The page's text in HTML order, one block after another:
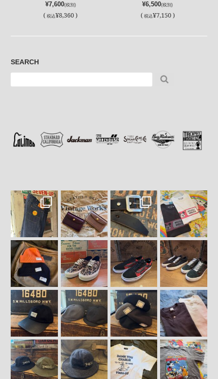
¥7,600(税別)
(税込¥8,360 )
¥6,500(税別)
( 税込¥7,150 )
SEARCH